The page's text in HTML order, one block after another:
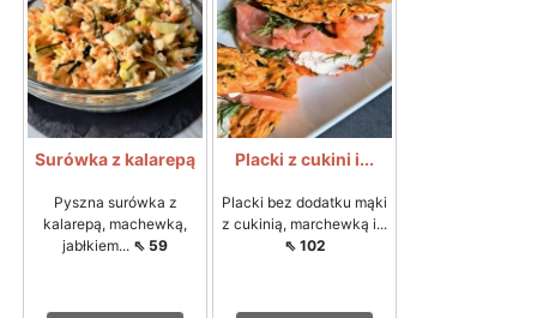
Surówka z kalarepą
Pyszna surówka z
kalarepą, machewką,
jabłkiem... ⇖ 59
Placki z cukini i...
Placki bez dodatku mąki
z cukinią, marchewką i...
⇖ 102